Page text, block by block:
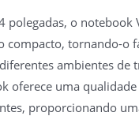
polegadas, o notebook
compacto, tornando-o
ambientes de
oferece uma
proporcionando